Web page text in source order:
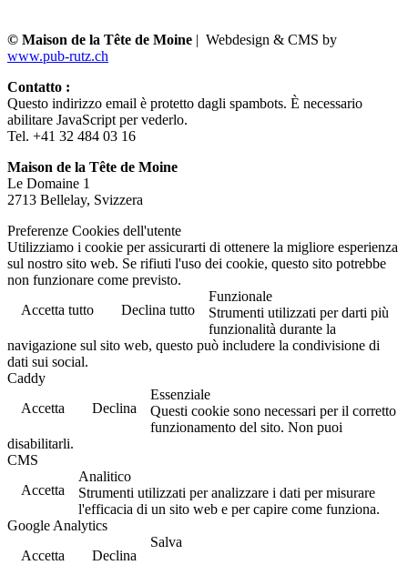
© Maison de la Tête de Moine | Webdesign & CMS by
www.pub-rutz.ch
Contatto :
Questo indirizzo email è protetto dagli spambots. È necessario
abilitare JavaScript per vederlo.
Tel. +41 32 484 03 16
Maison de la Tête de Moine
Le Domaine 1
2713 Bellelay, Svizzera
Preferenze Cookies dell'utente
Utilizziamo i cookie per assicurarti di ottenere la migliore esperienza
sul nostro sito web. Se rifiuti l'uso dei cookie, questo sito potrebbe
non funzionare come previsto.
Accetta tutto
Declina tutto
Funzionale
Strumenti utilizzati per darti più
funzionalità durante la
navigazione sul sito web, questo può includere la condivisione di
dati sui social.
Caddy
Accetta
Declina
Essenziale
Questi cookie sono necessari per il corretto
funzionamento del sito. Non puoi
disabilitarli.
CMS
Accetta
Analitico
Strumenti utilizzati per analizzare i dati per misurare
l'efficacia di un sito web e per capire come funziona.
Google Analytics
Accetta
Declina
Salva